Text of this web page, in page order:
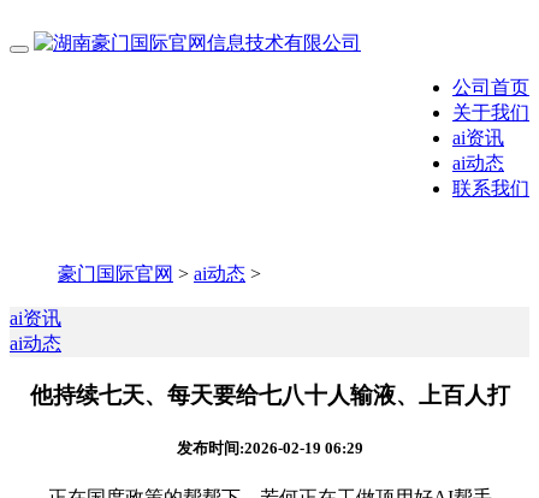
公司首页
关于我们
ai资讯
ai动态
联系我们
豪门国际官网 > ai动态 >
ai资讯
ai动态
他持续七天、每天要给七八十人输液、上百人打
发布时间:2026-02-19 06:29